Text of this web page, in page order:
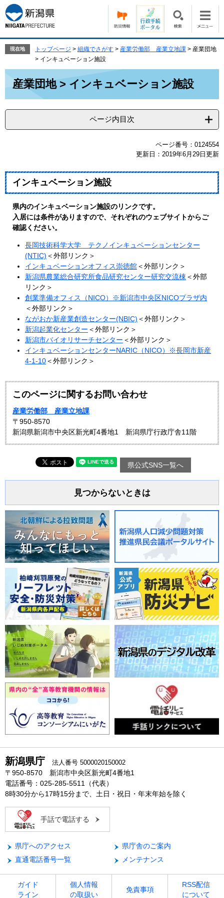
ー
ジ
の
で
ニ
ュ
ー
ば
本
文
現在地 トップページ > 組織でさがす > 産業労働部 産業立地課 > 産業団地
> インキュベーション施設
産業団地 > インキュベーション施設
ページ内目次
ページ番号：0124554
更新日：2019年6月29日更新
インキュベーション施設
県内のインキュベーション施設のリンクです。
入居には条件がありますので、それぞれのウェブサイトからご
確認ください。
長岡技術科学大学 テクノインキュベーションセンター
(NTIC) ＜外部リンク＞
インキュベーションオフィス崇徳館＜外部リンク＞
新潟県農業総合研究所食品研究センター研究交流棟 ＜外部
リンク＞
創業準備オフィス（NICO）※新潟市中央区NICOプラザ内
＜外部リンク＞
ながおか新産業創造センター(NBIC) ＜外部リンク＞
新潟起業化センター ＜外部リンク＞
新潟市バイオリサーチセンター ＜外部リンク＞
インキュベーションセンターNARIC（NICO）※長岡市新産
4-1-10＜外部リンク＞
このページに関するお問い合わせ
産業労働部 産業立地課
〒950-8570
新潟県新潟市中央区新光町4番地1 新潟県庁行政庁舎11階
県公式SNS一覧へ
見つからないときは
新潟県庁 法人番号 5000020150002
〒950-8570 新潟市中央区新光町4番地1
電話番号：025-285-5511（代表）
8時30分から17時15分まで、土日・祝日・年末年始を除く
手話で電話する
県庁へのアクセス
県庁舎のご案内
直通電話番号一覧
メンテナンス
ガイド
ライン
個人情報
の取扱い
免責事項
RSS配信
について